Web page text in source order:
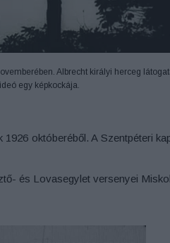
Albrecht királyi herceg
egy képkockája.
októberéből. A Szentpéteri
és Lovasegylet versenyei